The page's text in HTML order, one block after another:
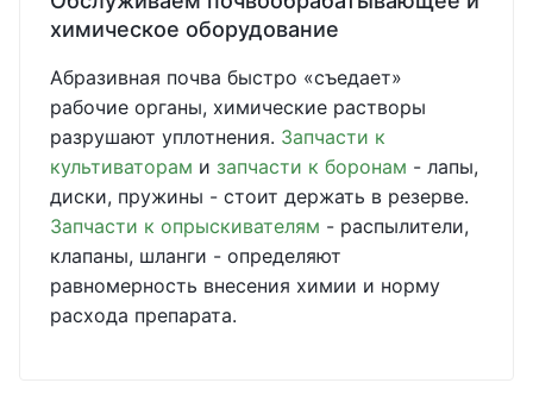
химическое оборудование
Абразивная почва быстро «съедает»
рабочие органы, химические растворы
разрушают уплотнения. Запчасти к
культиваторам и запчасти к боронам - лапы,
диски, пружины - стоит держать в резерве.
Запчасти к опрыскивателям - распылители,
клапаны, шланги - определяют
равномерность внесения химии и норму
расхода препарата.